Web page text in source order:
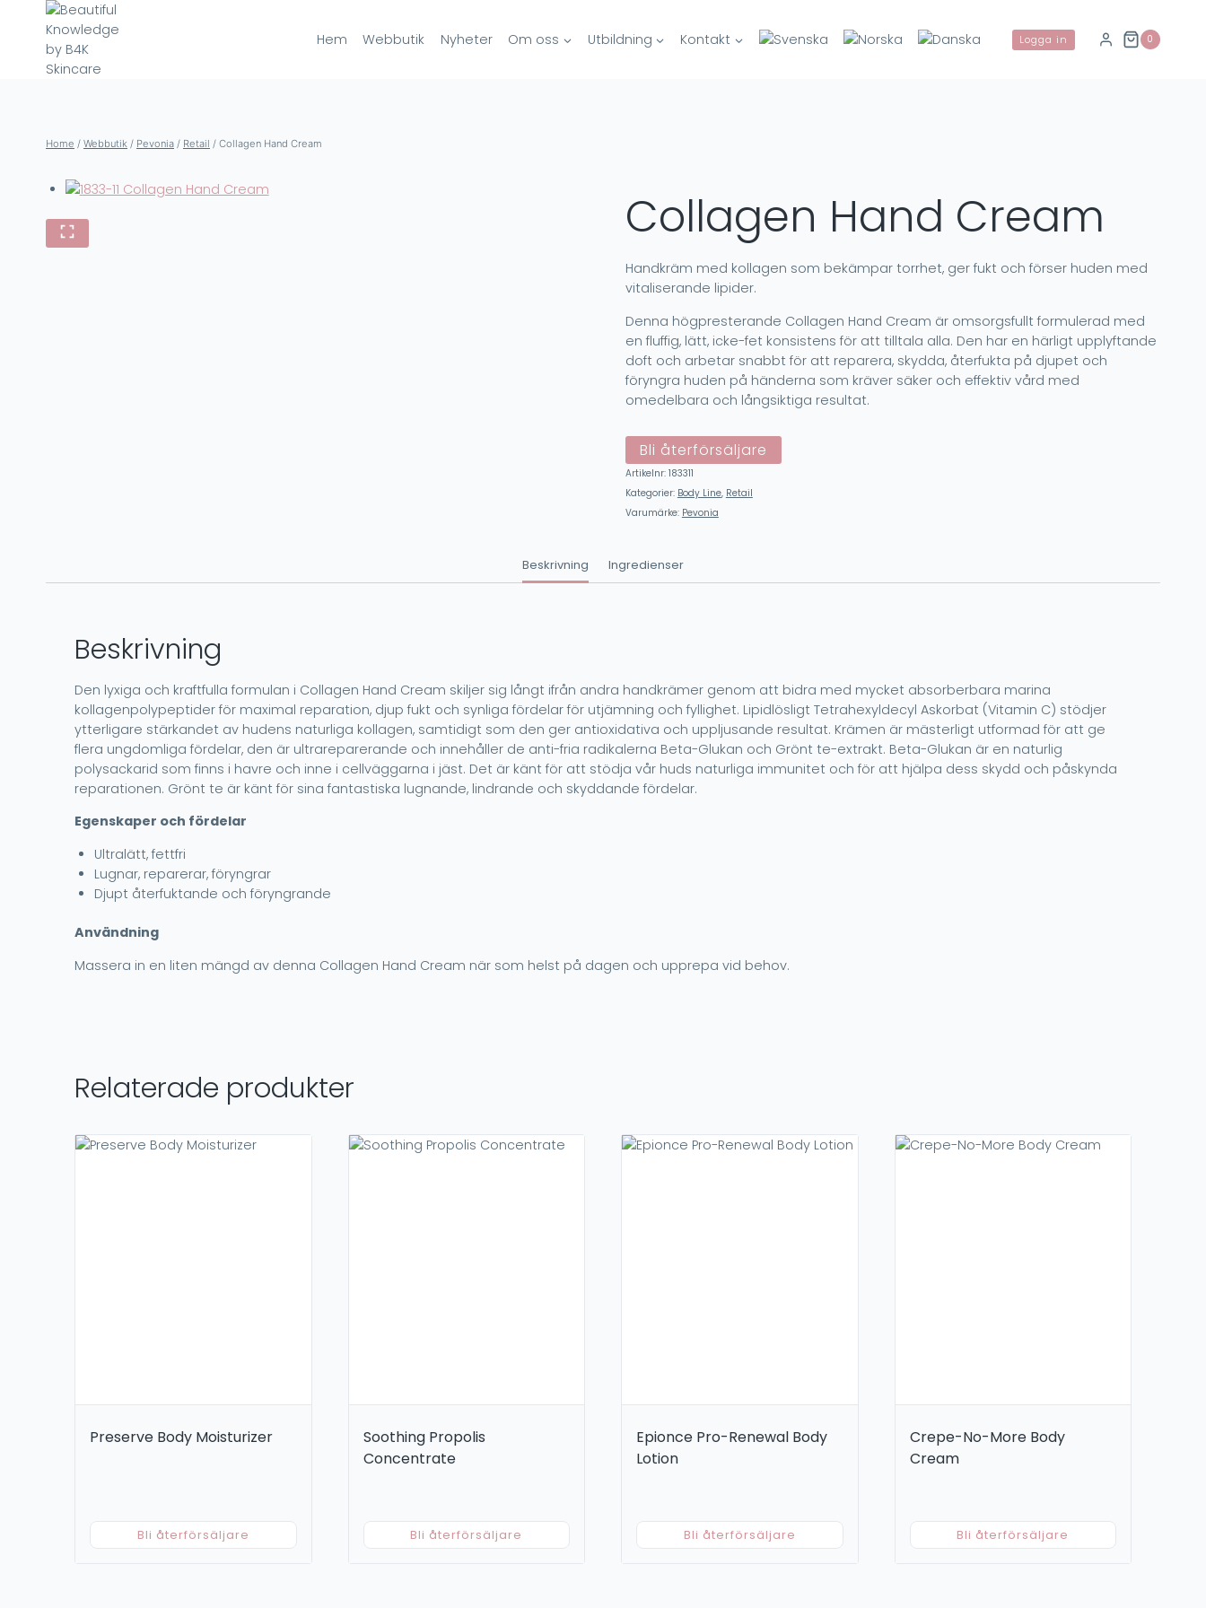
content
Hem Webbutik Nyheter Om oss Utbildning Kontakt Logga in 0
Home / Webbutik / Pevonia / Retail / Collagen Hand Cream
Collagen Hand Cream
Handkräm med kollagen som bekämpar torrhet, ger fukt och förser huden med
vitaliserande lipider.
Denna högpresterande Collagen Hand Cream är omsorgsfullt formulerad med
en fluffig, lätt, icke-fet konsistens för att tilltala alla. Den har en härligt upplyftande
doft och arbetar snabbt för att reparera, skydda, återfukta på djupet och
föryngra huden på händerna som kräver säker och effektiv vård med
omedelbara och långsiktiga resultat.
Bli återförsäljare
Artikelnr: 183311
Kategorier: Body Line, Retail
Varumärke: Pevonia
Beskrivning Ingredienser
Beskrivning
Den lyxiga och kraftfulla formulan i Collagen Hand Cream skiljer sig långt ifrån andra handkrämer genom att bidra med mycket absorberbara marina
kollagenpolypeptider för maximal reparation, djup fukt och synliga fördelar för utjämning och fyllighet. Lipidlösligt Tetrahexyldecyl Askorbat (Vitamin C) stödjer
ytterligare stärkandet av hudens naturliga kollagen, samtidigt som den ger antioxidativa och uppljusande resultat. Krämen är mästerligt utformad för att ge
flera ungdomliga fördelar, den är ultrareparerande och innehåller de anti-fria radikalerna Beta-Glukan och Grönt te-extrakt. Beta-Glukan är en naturlig
polysackarid som finns i havre och inne i cellväggarna i jäst. Det är känt för att stödja vår huds naturliga immunitet och för att hjälpa dess skydd och påskynda
reparationen. Grönt te är känt för sina fantastiska lugnande, lindrande och skyddande fördelar.
Egenskaper och fördelar
Ultralätt, fettfri
Lugnar, reparerar, föryngrar
Djupt återfuktande och föryngrande
Användning
Massera in en liten mängd av denna Collagen Hand Cream när som helst på dagen och upprepa vid behov.
Relaterade produkter
Preserve Body Moisturizer
Bli återförsäljare
Soothing Propolis
Concentrate
Bli återförsäljare
Epionce Pro-Renewal Body
Lotion
Bli återförsäljare
Crepe-No-More Body
Cream
Bli återförsäljare